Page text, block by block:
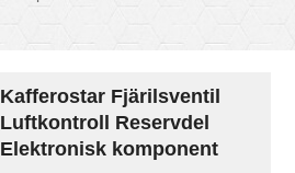
Kafferostar Fjärilsventil
Luftkontroll Reservdel
Elektronisk komponent